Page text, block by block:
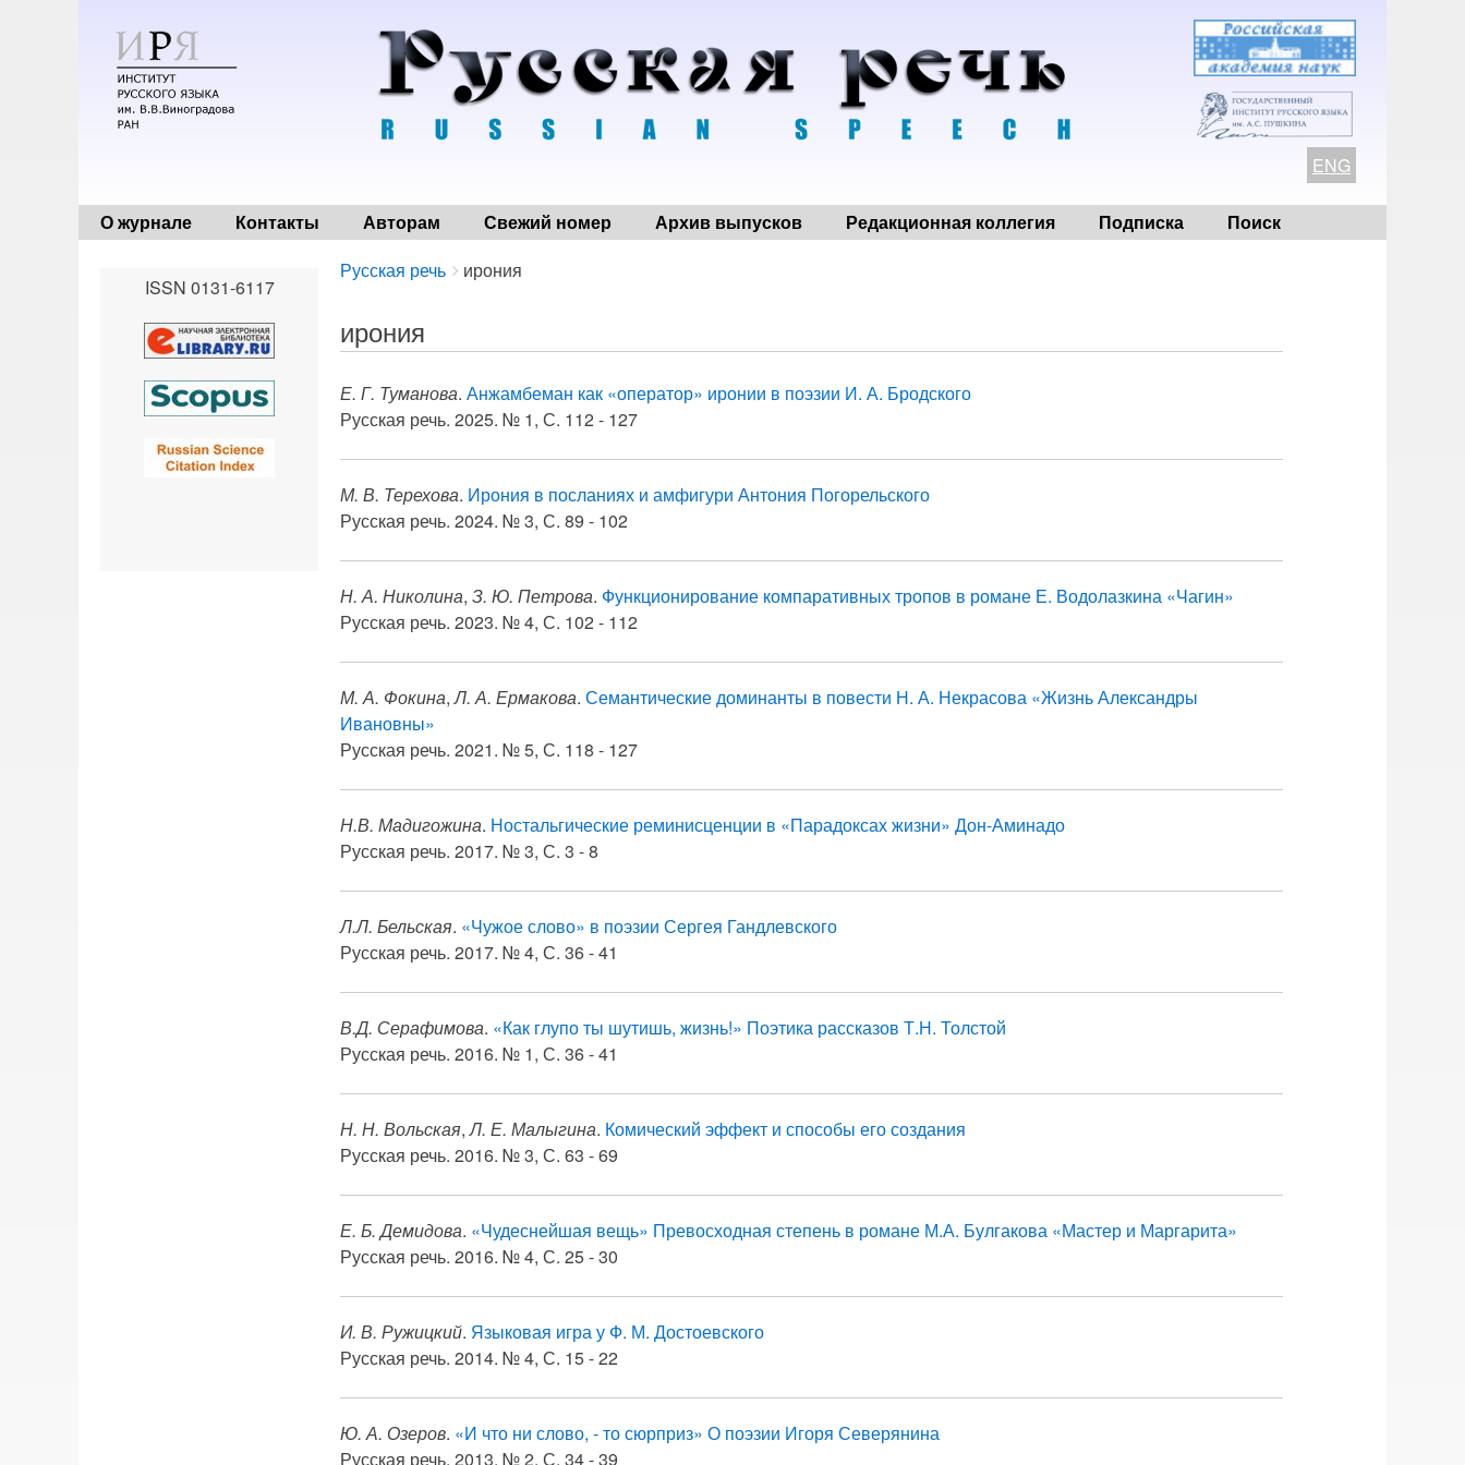
ENG
О журнале Контакты Авторам Свежий номер Архив выпусков Редакционная коллегия Подписка Поиск
Breadcrumbs
You
here:
Русская речь ирония
ирония
Е. Г. Туманова. Анжамбеман как «оператор» иронии в поэзии И. А. Бродского
Русская речь. 2025. № 1, С. 112 - 127
М. В. Терехова. Ирония в посланиях и амфигури Антония Погорельского
Русская речь. 2024. № 3, С. 89 - 102
Н. А. Николина, З. Ю. Петрова. Функционирование компаративных тропов в романе Е. Водолазкина «Чагин»
Русская речь. 2023. № 4, С. 102 - 112
М. А. Фокина,Л. А. Ермакова. Семантические доминанты в повести Н. А. Некрасова «Жизнь Александры
Ивановны»
Русская речь. 2021. № 5, С. 118 - 127
Н.В. Мадигожина. Ностальгические реминисценции в «Парадоксах жизни» Дон-Аминадо
Русская речь. 2017. № 3, С. 3 - 8
Л.Л. Бельская. «Чужое слово» в поэзии Сергея Гандлевского
Русская речь. 2017. № 4, С. 36 - 41
В.Д. Серафимова. «Как глупо ты шутишь, жизнь!» Поэтика рассказов Т.Н. Толстой
Русская речь. 2016. № 1, С. 36 - 41
Н. Н. Вольская,Л. Е. Малыгина. Комический эффект и способы его создания
Русская речь. 2016. № 3, С. 63 - 69
Е. Б. Демидова. «Чудеснейшая вещь» Превосходная степень в романе М.А. Булгакова «Мастер и Маргарита»
Русская речь. 2016. № 4, С. 25 - 30
И. В. Ружицкий. Языковая игра у Ф. М. Достоевского
Русская речь. 2014. № 4, С. 15 - 22
Ю. А. Озеров. «И что ни слово, - то сюрприз» О поэзии Игоря Северянина
Русская речь. 2013. № 2, С. 34 - 39
ISSN 0131-6117